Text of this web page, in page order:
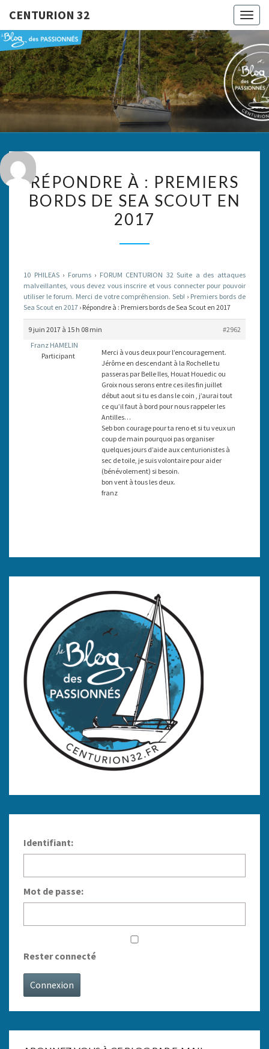
CENTURION 32
32
Le Blog
Des
Passionnés
À :
PREMIERS
BORDS
EN
2017
RÉPONDRE À : PREMIERS
BORDS DE SEA SCOUT EN
2017
10 PHILEAS › Forums › FORUM CENTURION 32 Suite a des attaques
malveillantes, vous devez vous inscrire et vous connecter pour pouvoir
utiliser le forum. Merci de votre compréhension. Seb! › Premiers bords de
Sea Scout en 2017 › Répondre à : Premiers bords de Sea Scout en 2017
9 juin 2017 à 15 h 08 min
#2962
Franz HAMELIN
Participant
Merci à vous deux pour l’encouragement.
Jérôme en descendant à la Rochelle tu
passeras par Belle Iles, Houat Houedic ou
Groix nous serons entre ces iles fin juillet
début aout si tu es dans le coin , j’aurai tout
ce qu’il faut à bord pour nous rappeler les
Antilles…
Seb bon courage pour ta reno et si tu veux un
coup de main pourquoi pas organiser
quelques jours d’aide aux centurionistes à
sec de toile, je suis volontaire pour aider
(bénévolement) si besoin.
bon vent à tous les deux.
franz
Identifiant:
Mot de passe:
Rester connecté
Connexion